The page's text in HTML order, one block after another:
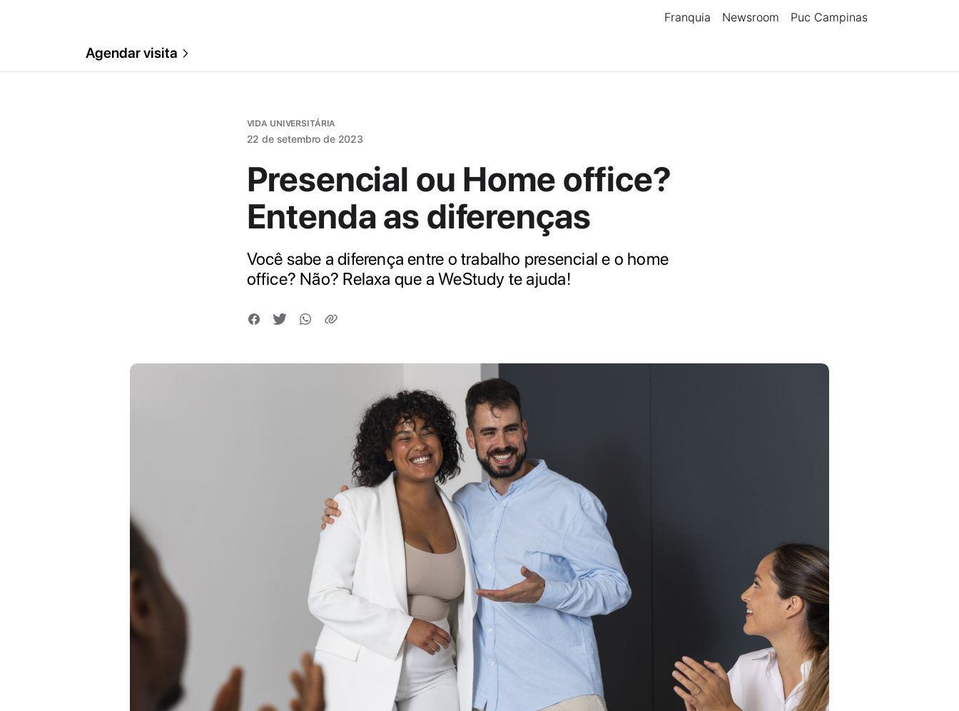
Franquia Newsroom Puc Campinas
Agendar visita
VIDA UNIVERSITÁRIA
22 de setembro de 2023
Presencial ou Home office?
Entenda as diferenças
Você sabe a diferença entre o trabalho presencial e o home
office? Não? Relaxa que a WeStudy te ajuda!